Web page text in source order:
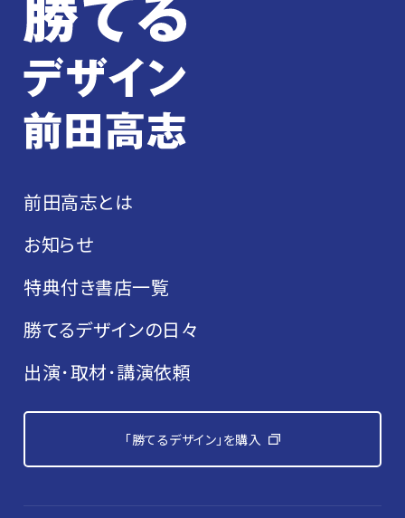
前田高志とは
お知らせ
特典付き書店一覧
勝てるデザインの日々
出演･取材･講演依頼
「勝てるデザイン」を購入